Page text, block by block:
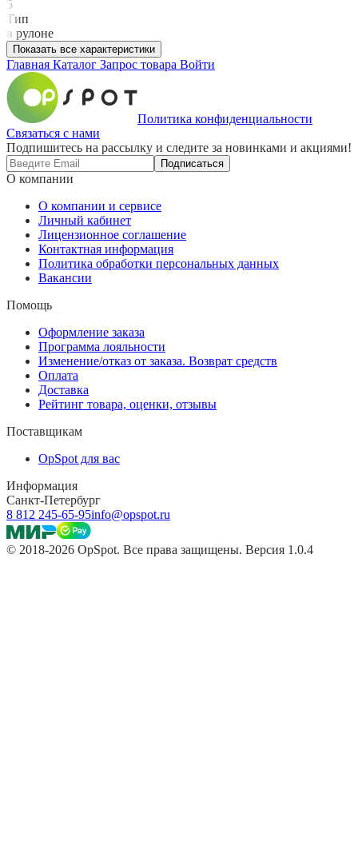
5
Тип
в рулоне
Показать все характеристики
Главная Каталог Запрос товара Войти
Политика конфиденциальности
Связаться с нами
Подпишитесь на рассылку и следите за новинками и акциями!
Подписаться
О компании
О компании и сервисе
Личный кабинет
Лицензионное соглашение
Контактная информация
Политика обработки персональных данных
Вакансии
Помощь
Оформление заказа
Программа лояльности
Изменение/отказ от заказа. Возврат средств
Оплата
Доставка
Рейтинг товара, оценки, отзывы
Поставщикам
OpSpot для вас
Информация
Санкт-Петербург
8 812 245-65-95info@opspot.ru
© 2018-2026 OpSpot. Все права защищены. Версия 1.0.4